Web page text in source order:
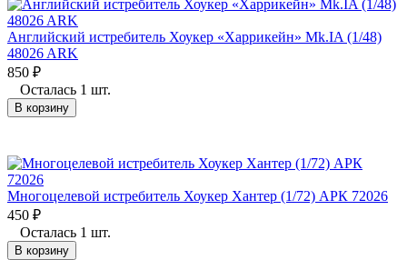
Английский истребитель Хоукер «Харрикейн» Mk.IA (1/48)
48026 ARK
850 ₽
Осталась 1 шт.
В корзину
Многоцелевой истребитель Хоукер Хантер (1/72) АРК 72026
450 ₽
Осталась 1 шт.
В корзину